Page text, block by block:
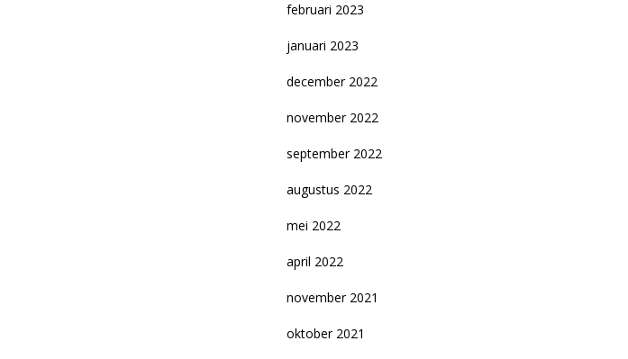
februari 2023
januari 2023
december 2022
november 2022
september 2022
augustus 2022
mei 2022
april 2022
november 2021
oktober 2021